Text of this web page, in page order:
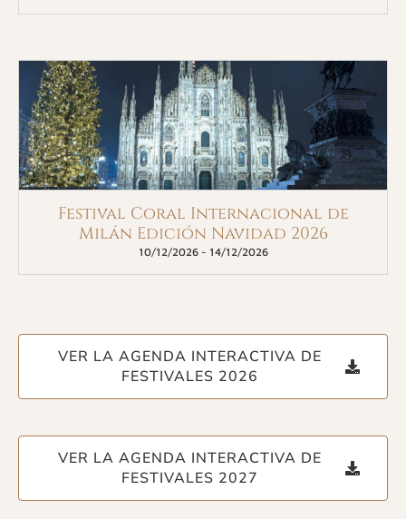
Festival Coral Internacional de
Milán Edición Navidad 2026
10/12/2026- 14/12/2026
VER LA AGENDA INTERACTIVA DE
FESTIVALES 2026
VER LA AGENDA INTERACTIVA DE
FESTIVALES 2027